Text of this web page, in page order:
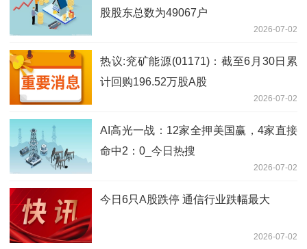
股股东总数为49067户
2026-07-02
热议:兖矿能源(01171)：截至6月30日累
计回购196.52万股A股
2026-07-02
AI高光一战：12家全押美国赢，4家直接
命中2：0_今日热搜
2026-07-02
今日6只A股跌停 通信行业跌幅最大
2026-07-02